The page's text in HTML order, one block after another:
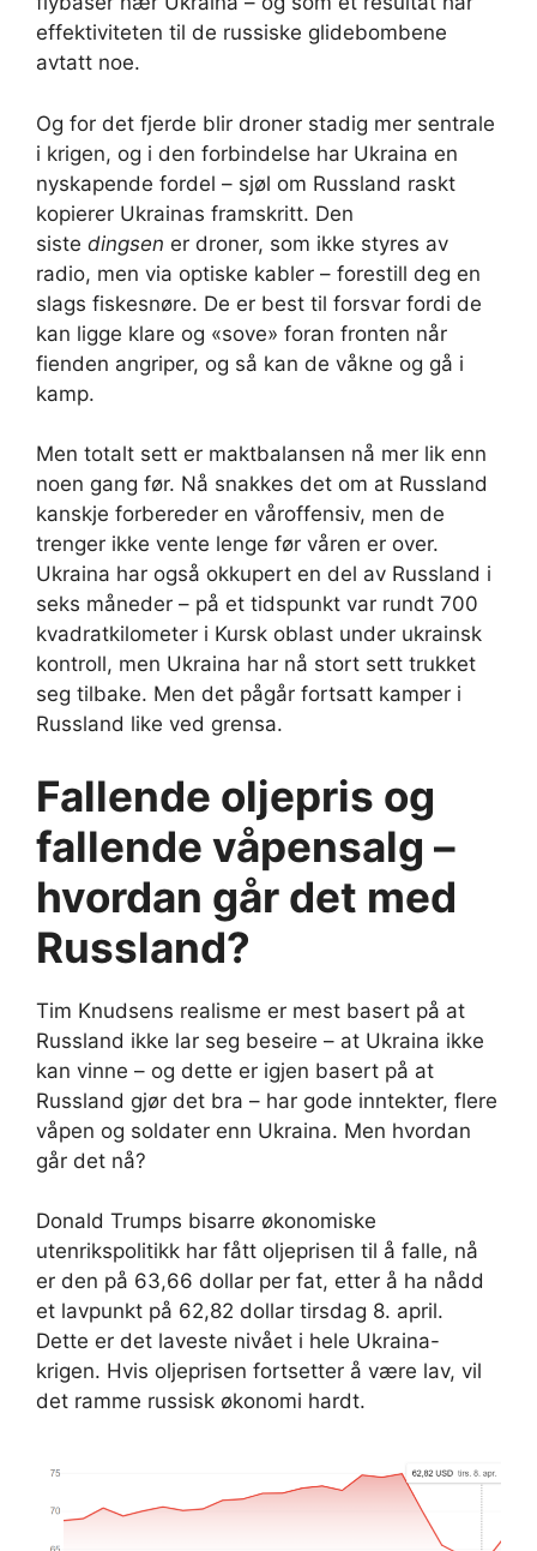
effektiviteten til de russiske glidebombene
avtatt noe.
Og for det fjerde blir droner stadig mer sentrale
i krigen, og i den forbindelse har Ukraina en
nyskapende fordel – sjøl om Russland raskt
kopierer Ukrainas framskritt. Den
siste dingsen er droner, som ikke styres av
radio, men via optiske kabler – forestill deg en
slags fiskesnøre. De er best til forsvar fordi de
kan ligge klare og «sove» foran fronten når
fienden angriper, og så kan de våkne og gå i
kamp.
Men totalt sett er maktbalansen nå mer lik enn
noen gang før. Nå snakkes det om at Russland
kanskje forbereder en våroffensiv, men de
trenger ikke vente lenge før våren er over.
Ukraina har også okkupert en del av Russland i
seks måneder – på et tidspunkt var rundt 700
kvadratkilometer i Kursk oblast under ukrainsk
kontroll, men Ukraina har nå stort sett trukket
seg tilbake. Men det pågår fortsatt kamper i
Russland like ved grensa.
Fallende oljepris og
fallende våpensalg –
hvordan går det med
Russland?
Tim Knudsens realisme er mest basert på at
Russland ikke lar seg beseire – at Ukraina ikke
kan vinne – og dette er igjen basert på at
Russland gjør det bra – har gode inntekter, flere
våpen og soldater enn Ukraina. Men hvordan
går det nå?
Donald Trumps bisarre økonomiske
utenrikspolitikk har fått oljeprisen til å falle, nå
er den på 63,66 dollar per fat, etter å ha nådd
et lavpunkt på 62,82 dollar tirsdag 8. april.
Dette er det laveste nivået i hele Ukraina-
krigen. Hvis oljeprisen fortsetter å være lav, vil
det ramme russisk økonomi hardt.